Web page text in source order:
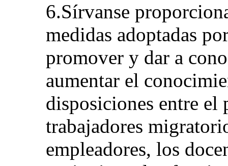
6.Sírvanse
medidas adoptadas
promover y dar a
aumentar el
disposiciones entre el
trabajadores
empleadores, los